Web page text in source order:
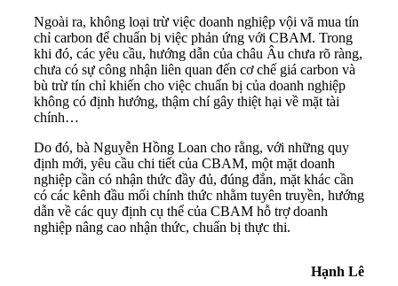
Ngoài ra, không loại trừ việc doanh nghiệp vội vã mua tín
chỉ carbon để chuẩn bị việc phản ứng với CBAM. Trong
khi đó, các yêu cầu, hướng dẫn của châu Âu chưa rõ ràng,
chưa có sự công nhận liên quan đến cơ chế giá carbon và
bù trừ tín chỉ khiến cho việc chuẩn bị của doanh nghiệp
không có định hướng, thậm chí gây thiệt hại về mặt tài
chính…
Do đó, bà Nguyễn Hồng Loan cho rằng, với những quy
định mới, yêu cầu chi tiết của CBAM, một mặt doanh
nghiệp cần có nhận thức đầy đủ, đúng đắn, mặt khác cần
có các kênh đầu mối chính thức nhằm tuyên truyền, hướng
dẫn về các quy định cụ thể của CBAM hỗ trợ doanh
nghiệp nâng cao nhận thức, chuẩn bị thực thi.
Hạnh Lê